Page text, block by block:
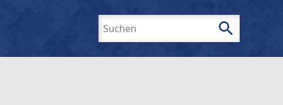
search